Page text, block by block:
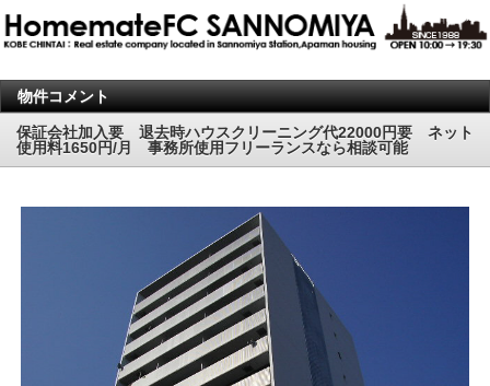
物件コメント
保証会社加入要 退去時ハウスクリーニング代22000円要 ネット
使用料1650円/月 事務所使用フリーランスなら相談可能